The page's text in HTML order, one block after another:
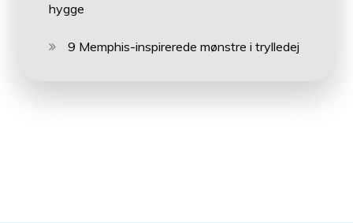
hygge
9 Memphis-inspirerede mønstre i trylledej